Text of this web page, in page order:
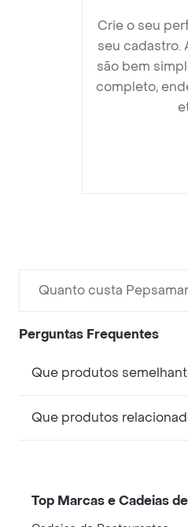
Crie o seu
seu cadastro.
são bem
completo,
Quanto custa
Perguntas Frequentes
Que produtos
Que produtos
Top Marcas e Cadeias